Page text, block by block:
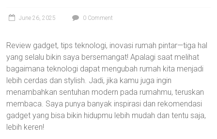
June 26, 2025 0 Comment
Review gadget, tips teknologi, inovasi rumah pintar—tiga hal
yang selalu bikin saya bersemangat! Apalagi saat melihat
bagaimana teknologi dapat mengubah rumah kita menjadi
lebih cerdas dan stylish. Jadi, jika kamu juga ingin
menambahkan sentuhan modern pada rumahmu, teruskan
membaca. Saya punya banyak inspirasi dan rekomendasi
gadget yang bisa bikin hidupmu lebih mudah dan tentu saja,
lebih keren!